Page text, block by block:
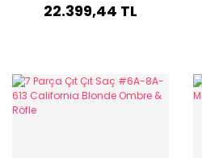
22.399,44 TL